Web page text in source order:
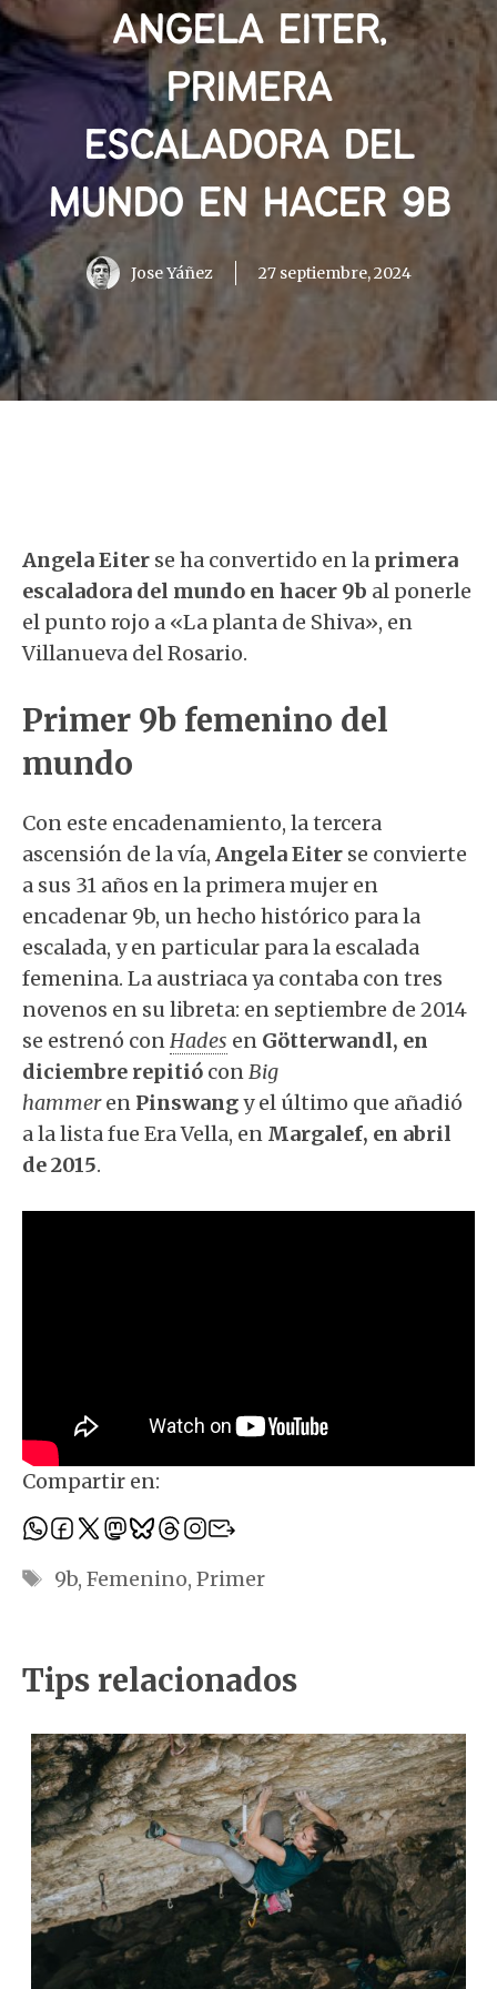
ANGELA EITER,
PRIMERA
ESCALADORA DEL
MUNDO EN HACER 9B
Jose Yáñez 27 septiembre, 2024
Angela Eiter se ha convertido en la primera
escaladora del mundo en hacer 9b al ponerle
el punto rojo a «La planta de Shiva», en
Villanueva del Rosario.
Primer 9b femenino del
mundo
Con este encadenamiento, la tercera
ascensión de la vía, Angela Eiter se convierte
a sus 31 años en la primera mujer en
encadenar 9b, un hecho histórico para la
escalada, y en particular para la escalada
femenina. La austriaca ya contaba con tres
novenos en su libreta: en septiembre de 2014
se estrenó conHades en Götterwandl, en
diciembre repitió conBig
hammeren Pinswangy el último que añadió
a la lista fue Era Vella, en Margalef, en abril
de 2015.
Compartir en:
Etiquetas
9b, Femenino, Primer
Tips relacionados